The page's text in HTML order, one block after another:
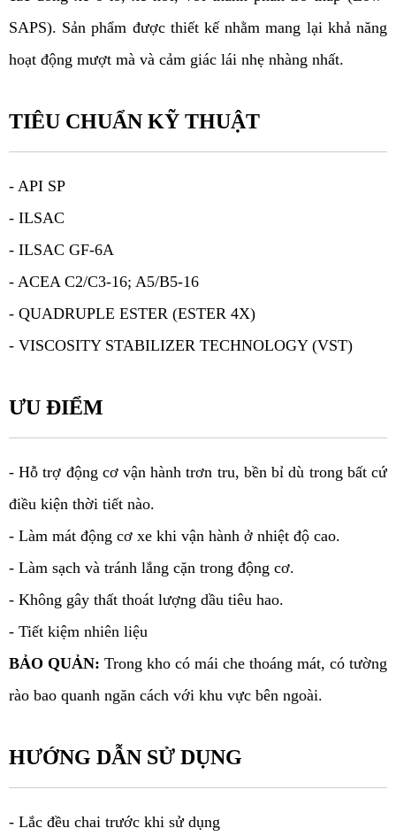
SAPS). Sản phẩm được thiết kế nhằm mang lại khả năng
hoạt động mượt mà và cảm giác lái nhẹ nhàng nhất.
TIÊU CHUẨN KỸ THUẬT
- API SP
- ILSAC
- ILSAC GF-6A
- ACEA C2/C3-16; A5/B5-16
- QUADRUPLE ESTER (ESTER 4X)
- VISCOSITY STABILIZER TECHNOLOGY (VST)
ƯU ĐIỂM
- Hỗ trợ động cơ vận hành trơn tru, bền bỉ dù trong bất cứ
điều kiện thời tiết nào.
- Làm mát động cơ xe khi vận hành ở nhiệt độ cao.
- Làm sạch và tránh lắng cặn trong động cơ.
- Không gây thất thoát lượng dầu tiêu hao.
- Tiết kiệm nhiên liệu
BẢO QUẢN: Trong kho có mái che thoáng mát, có tường
rào bao quanh ngăn cách với khu vực bên ngoài.
HƯỚNG DẪN SỬ DỤNG
- Lắc đều chai trước khi sử dụng